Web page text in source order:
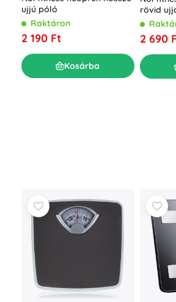
ujjú póló
Raktáron
2 190 Ft
Kosárba
rövid
2 690